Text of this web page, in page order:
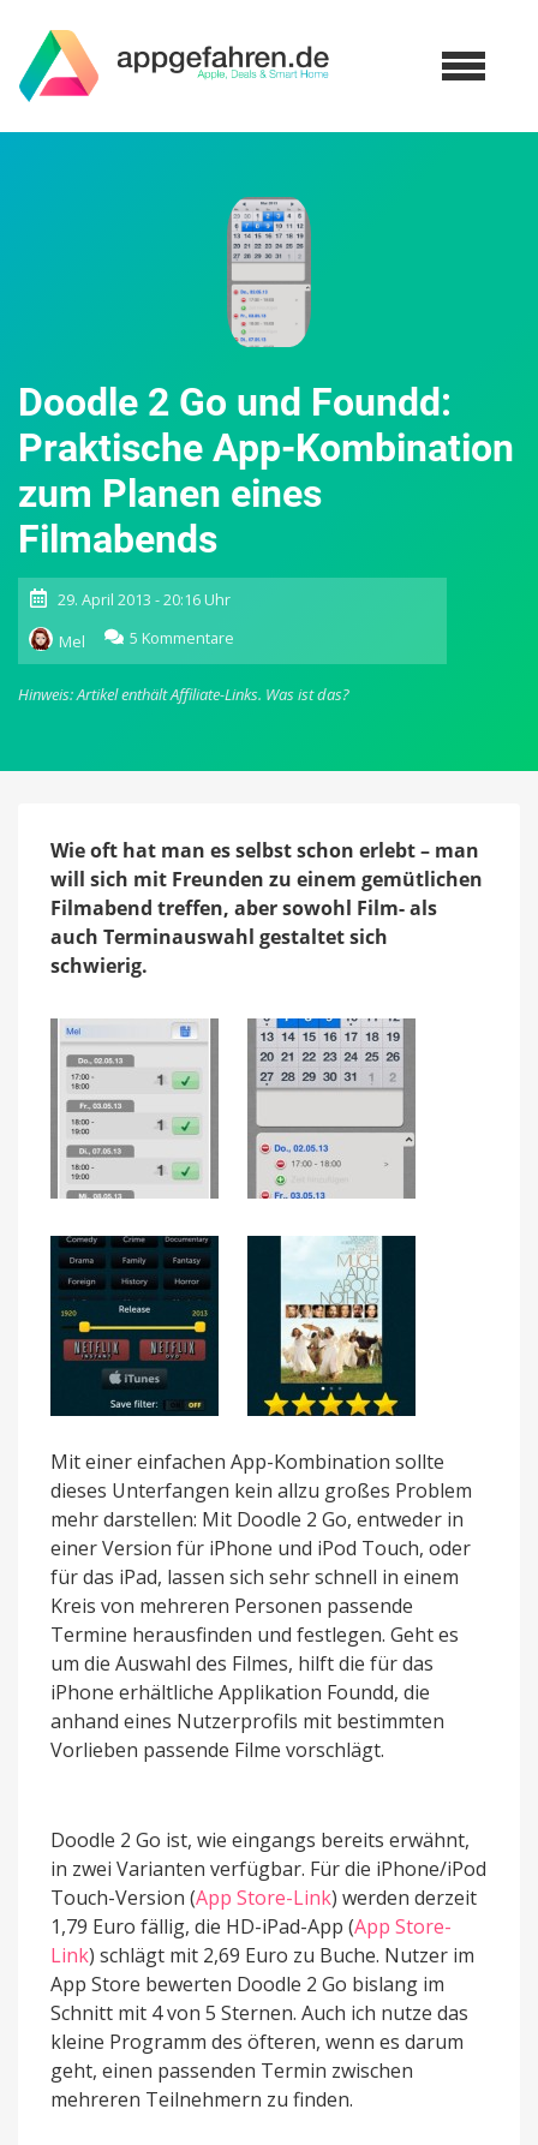
Doodle 2 Go und Foundd:
Praktische App-Kombination
zum Planen eines
Filmabends
29. April 2013 - 20:16 Uhr
Mel
5 Kommentare
Doodle
Go
Praktische
zum
Planen
eines
Filmabends
Hinweis: Artikel enthält Affiliate-Links. Was ist das?
Wie oft hat man es selbst schon erlebt – man
will sich mit Freunden zu einem gemütlichen
Filmabend treffen, aber sowohl Film- als
auch Terminauswahl gestaltet sich
schwierig.
Mit einer einfachen App-Kombination sollte
dieses Unterfangen kein allzu großes Problem
mehr darstellen: Mit Doodle 2 Go, entweder in
einer Version für iPhone und iPod Touch, oder
für das iPad, lassen sich sehr schnell in einem
Kreis von mehreren Personen passende
Termine herausfinden und festlegen. Geht es
um die Auswahl des Filmes, hilft die für das
iPhone erhältliche Applikation Foundd, die
anhand eines Nutzerprofils mit bestimmten
Vorlieben passende Filme vorschlägt.
Doodle 2 Go ist, wie eingangs bereits erwähnt,
in zwei Varianten verfügbar. Für die iPhone/iPod
Touch-Version (App Store-Link) werden derzeit
1,79 Euro fällig, die HD-iPad-App (App Store-
Link) schlägt mit 2,69 Euro zu Buche. Nutzer im
App Store bewerten Doodle 2 Go bislang im
Schnitt mit 4 von 5 Sternen. Auch ich nutze das
kleine Programm des öfteren, wenn es darum
geht, einen passenden Termin zwischen
mehreren Teilnehmern zu finden.